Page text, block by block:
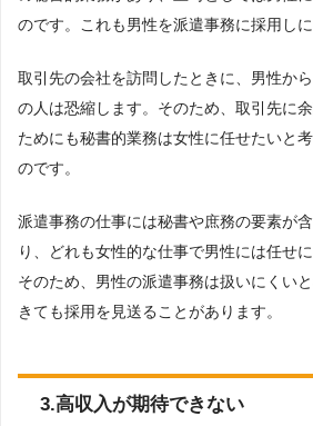
のです。これも男性を派遣事務に採用し
取引先の会社を訪問したときに、男性か
の人は恐縮します。そのため、取引先に
ためにも秘書的業務は女性に任せたいと
のです。
派遣事務の仕事には秘書や庶務の要素が
り、どれも女性的な仕事で男性には任せ
そのため、男性の派遣事務は扱いにくい
きても採用を見送ることがあります。
3.高収入が期待できない